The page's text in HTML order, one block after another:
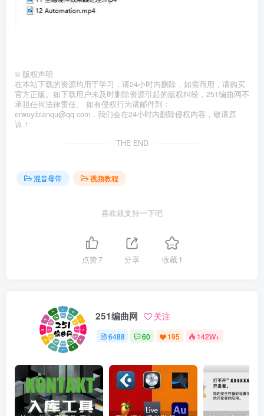
© 版权声明
在本站下载的资源均用于学习，请24小时内删除，如需商用，请购买
官方正版。如下载用户未及时删除资源引起的版权纠纷，251编曲网不
承担任何法律责任。 如有侵权行为请邮件到：
erwuyibianqu@qq.com，我们会在24小时内删除侵权内容，敬请原
谅！
THE END
混音母带 视频教程
喜欢就支持一下吧
点赞7 分享 收藏1
251编曲网 关注
6488 60 195 142W+